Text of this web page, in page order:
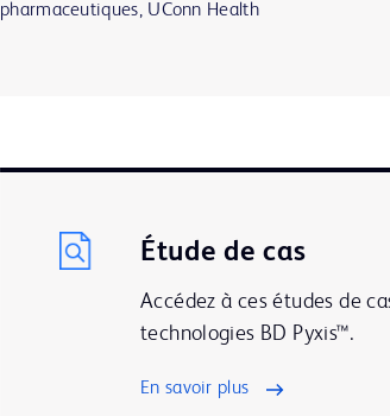
pharmaceutiques, UConn Health
Étude de cas
Accédez à ces études de
technologies BD Pyxis™.
En savoir plus